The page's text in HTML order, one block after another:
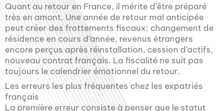
Quant au retour en France, il mérite d’être préparé
très en amont. Une année de retour mal anticipée
peut créer des frottements fiscaux: changement de
résidence en cours d’année, revenus étrangers
encore perçus après réinstallation, cession d’actifs,
nouveau contrat français. La fiscalité ne suit pas
toujours le calendrier émotionnel du retour.
Les erreurs les plus fréquentes chez les expatriés
français
La première erreur consiste à penser que le statut